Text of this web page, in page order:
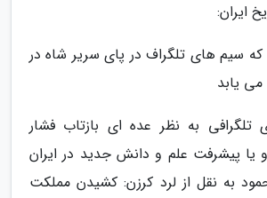
ایران:
که سیم های تلگراف در پای سریر شاه در
یابد
به نظر عده ای بازتاب فشار
یا پیشرفت علم و دانش جدید در ایران
به نقل از لرد کرزن: کشیدن مملکت